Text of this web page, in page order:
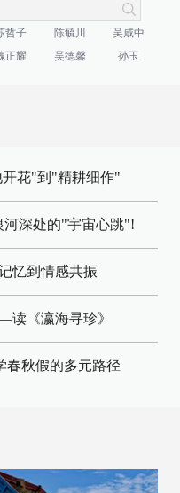
哲子 陈毓川
吴咸中
正耀 吴德馨 孙玉
开花"到"精耕细作"
河深处的"宇宙心跳"!
忆到情感共振
《瀛海寻珍》
春秋假的多元路径